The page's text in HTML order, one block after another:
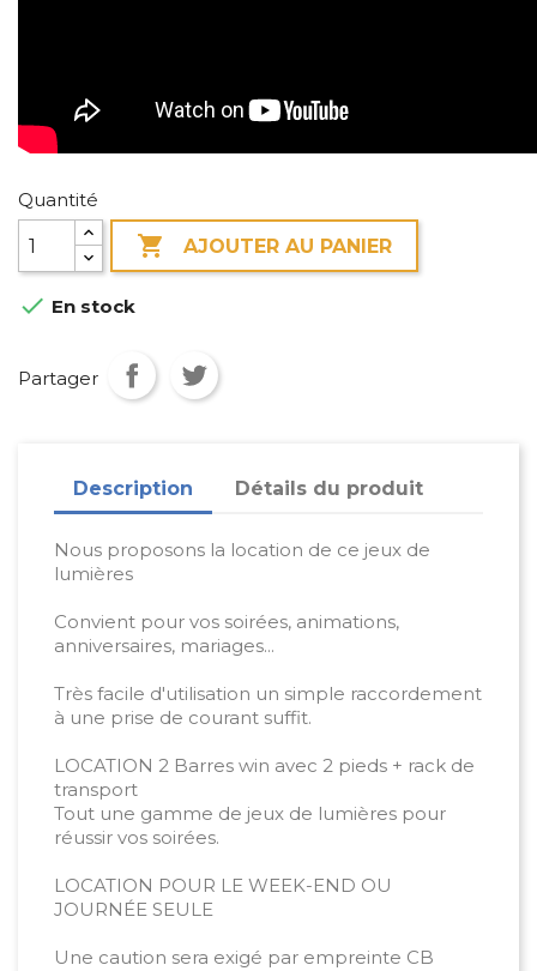
Quantité
 AJOUTER AU PANIER
 En stock
Partager
Description Détails du produit
Nous proposons la location de ce jeux de
lumières
Convient pour vos soirées, animations,
anniversaires, mariages...
Très facile d'utilisation un simple raccordement
à une prise de courant suffit.
LOCATION 2 Barres win avec 2 pieds + rack de
transport
Tout une gamme de jeux de lumières pour
réussir vos soirées.
LOCATION POUR LE WEEK-END OU
JOURNÉE SEULE
Une caution sera exigé par empreinte CB